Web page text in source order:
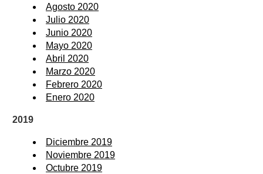
Agosto 2020
Julio 2020
Junio 2020
Mayo 2020
Abril 2020
Marzo 2020
Febrero 2020
Enero 2020
2019
Diciembre 2019
Noviembre 2019
Octubre 2019